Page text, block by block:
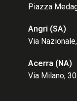
Piazza
Angri (SA)
Via
Acerra (NA)
Via Milano, 30